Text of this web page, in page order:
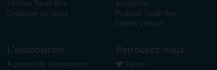
Yéchiva Torah-Box
Dédicacer un cours
Inscription
Podcast Torah-Box
English Version
L'association
A propos de l'association
Retrouvez-nous...
Twitter